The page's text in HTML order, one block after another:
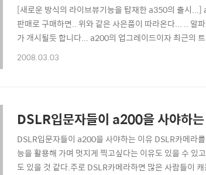
[새로운 방식의 라이브뷰기능을 탑재한 a350의 출시
판매로 구매하면.. 위와 같은 사은품이 따라온다... ..
가 개시될듯 합니다... a200의 업그레이드이자 최근의
기다리고 있던 모델입니다... 이 모델의 특징은..450d를
2008.03.03
DSLR입문자들이 a200을 사야하
DSLR입문자들이 a200을 사야하는 이유 DSLR카메라
능을 활용해 가며 멋지게 찍고싶다는 이유도 있을 수 있
도 있을 것 같다.주로 DSLR카메라하면 많은 사람들이